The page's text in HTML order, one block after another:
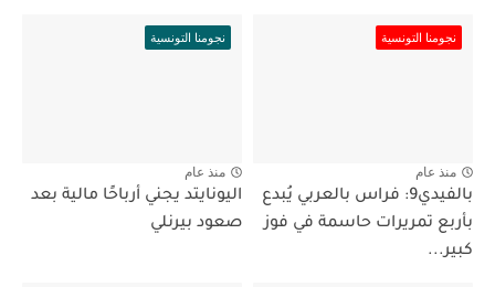
نجومنا التونسية
منذ عام
بالفيدي9: فراس بالعربي يُبدع
بأربع تمريرات حاسمة في فوز
كبير...
نجومنا التونسية
منذ عام
اليونايتد يجني أرباحًا مالية بعد
صعود بيرنلي